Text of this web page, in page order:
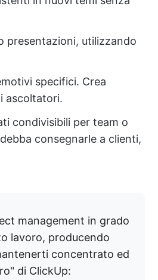
presentazioni, utilizzando
specifici. Crea
ascoltatori.
condivisibili per team o
consegnarle a clienti,
management in grado
lavoro, producendo
concentrato ed
di ClickUp: